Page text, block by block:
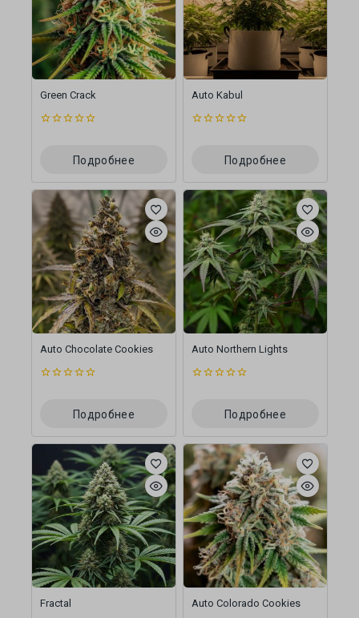
Green Crack
Подробнее
Auto Kabul
Подробнее
Auto Chocolate Cookies
Подробнее
Auto Northern Lights
Подробнее
Fractal Auto Colorado Cookies